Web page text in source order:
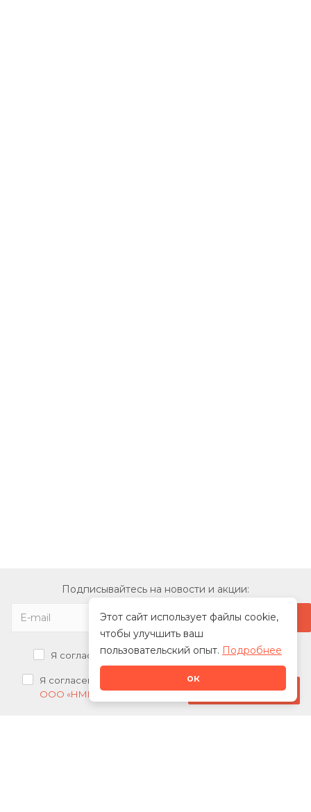
Этот сайт использует файлы cookie,
чтобы улучшить ваш
пользовательский опыт. Подробнее
ок
Подписывайтесь на новости и акции:
Я согласен наобработку персональных данных
Я согласен на
получение рекламных рассылок от
ООО «НМК»
Стать дилером